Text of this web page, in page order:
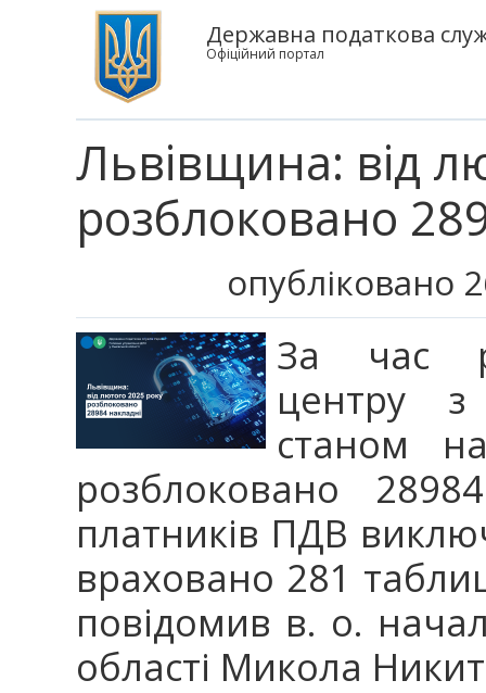
Державна податкова
Офіційний портал
Львівщина: від
розблоковано
опубліковано
За час
центру
станом
розблоковано
платників ПДВ
враховано 281
повідомив в. о.
області Микола